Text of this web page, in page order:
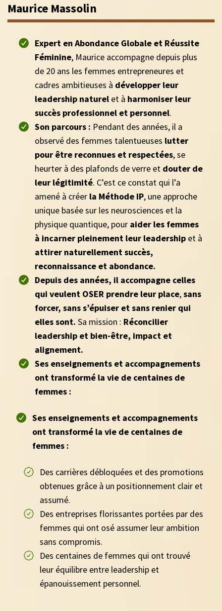
Maurice Massolin
Expert en Abondance Globale et Réussite
Féminine, Maurice accompagne depuis plus
de 20 ans les femmes entrepreneures et
cadres ambitieuses à développer leur
leadership naturel et à harmoniser leur
succès professionnel et personnel.
Son parcours : Pendant des années, il a
observé des femmes talentueuses lutter
pour être reconnues et respectées, se
heurter à des plafonds de verre et douter de
leur légitimité. C’est ce constat qui l’a
amené à créer la Méthode IP, une approche
unique basée sur les neurosciences et la
physique quantique, pour aider les femmes
à incarner pleinement leur leadership et à
attirer naturellement succès,
reconnaissance et abondance.
Depuis des années, il accompagne celles
qui veulent OSER prendre leur place,sans
forcer, sans s’épuiser et sans renier qui
elles sont. Sa mission : Réconcilier
leadership et bien-être, impact et
alignement.
Ses enseignements et accompagnements
ont transformé la vie de centaines de
femmes :
Ses enseignements et accompagnements
ont transformé la vie de centaines de
femmes :
Des carrières débloquées et des promotions
obtenues grâce à un positionnement clair et
assumé.
Des entreprises florissantes portées par des
femmes qui ont osé assumer leur ambition
sans compromis.
Des centaines de femmes qui ont trouvé
leur équilibre entre leadership et
épanouissement personnel.